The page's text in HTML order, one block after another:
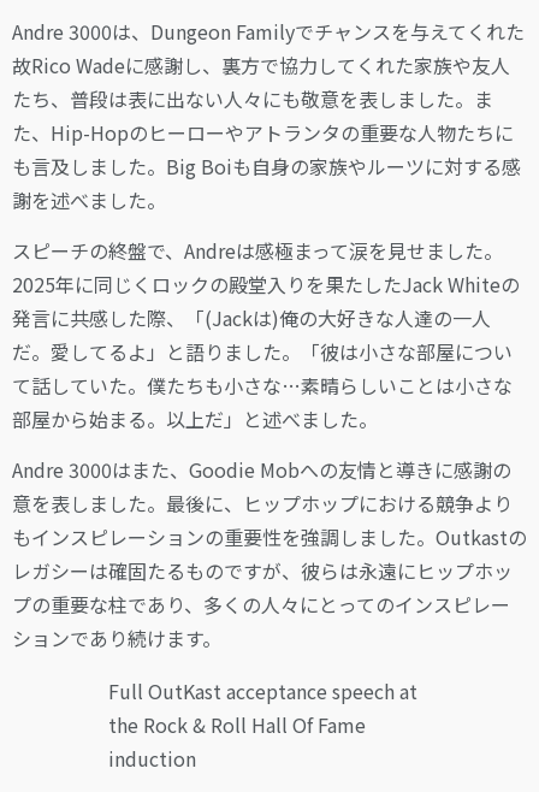
Andre 3000は、Dungeon Familyでチャンスを与えてくれた
故Rico Wadeに感謝し、裏方で協力してくれた家族や友人
たち、普段は表に出ない人々にも敬意を表しました。ま
た、Hip-Hopのヒーローやアトランタの重要な人物たちに
も言及しました。Big Boiも自身の家族やルーツに対する感
謝を述べました。
スピーチの終盤で、Andreは感極まって涙を見せました。
2025年に同じくロックの殿堂入りを果たしたJack Whiteの
発言に共感した際、「(Jackは)俺の大好きな人達の一人
だ。愛してるよ」と語りました。「彼は小さな部屋につい
て話していた。僕たちも小さな…素晴らしいことは小さな
部屋から始まる。以上だ」と述べました。
Andre 3000はまた、Goodie Mobへの友情と導きに感謝の
意を表しました。最後に、ヒップホップにおける競争より
もインスピレーションの重要性を強調しました。Outkastの
レガシーは確固たるものですが、彼らは永遠にヒップホッ
プの重要な柱であり、多くの人々にとってのインスピレー
ションであり続けます。
Full OutKast acceptance speech at
the Rock & Roll Hall Of Fame
induction